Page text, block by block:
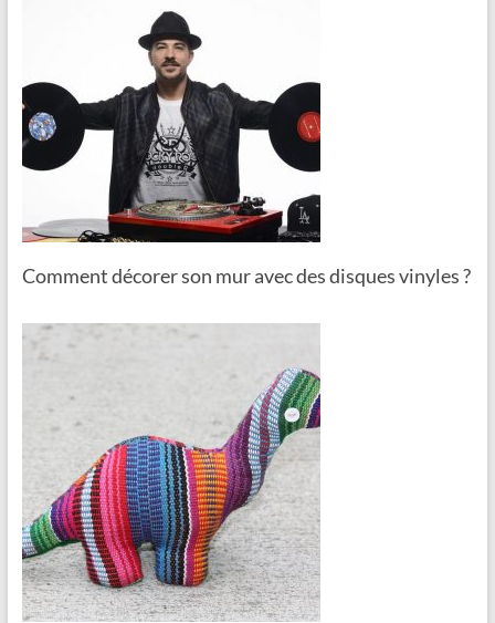
Comment décorer son mur avec des disques vinyles ?